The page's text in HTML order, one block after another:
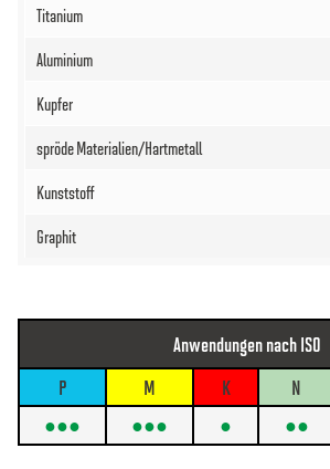
Anwendungen nach ISO
P
M K N
●●●
●●● ● ●●